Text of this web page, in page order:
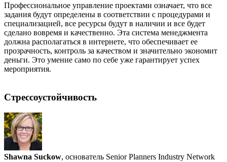
Профессиональное управление проектами означает, что все
задания будут определены в соответствии с процедурами и
специализацией, все ресурсы будут в наличии и все будет
сделано вовремя и качественно. Эта система менеджмента
должна располагаться в интернете, что обеспечивает ее
прозрачность, контроль за качеством и значительно экономит
деньги. Это умение само по себе уже гарантирует успех
мероприятия.
Стрессоустойчивость
Shawna Suckow, основатель Senior Planners Industry Network